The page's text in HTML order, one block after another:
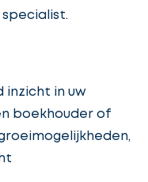
inzicht in uw
boekhouder of